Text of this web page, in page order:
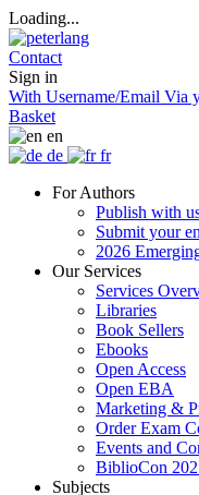
Loading...
Contact
Sign in
With Username/Email Via
Basket
en
de
fr
For Authors
Publish with
Submit your
2026
Our Services
Services
Libraries
Book Sellers
Ebooks
Open Access
Open EBA
Marketing &
Order Exam
Events and
BiblioCon
Subjects